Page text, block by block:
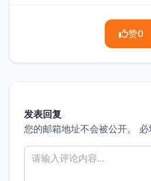
赞0
发表回复
您的邮箱地址不会被公开。
必